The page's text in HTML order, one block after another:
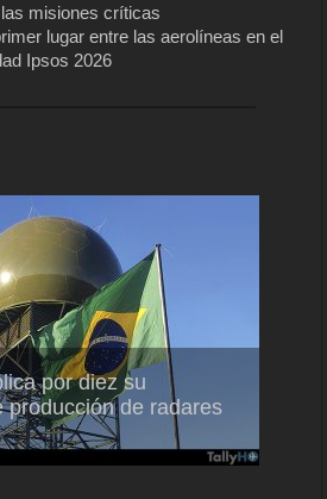
misiones críticas
lugar entre las aerolíneas en el
Ipsos 2026
por diez su
producción de radares